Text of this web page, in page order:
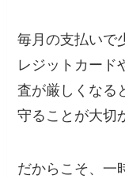
毎月の支払いで
レジットカード
査が厳しくなる
守ることが大切
だからこそ、一